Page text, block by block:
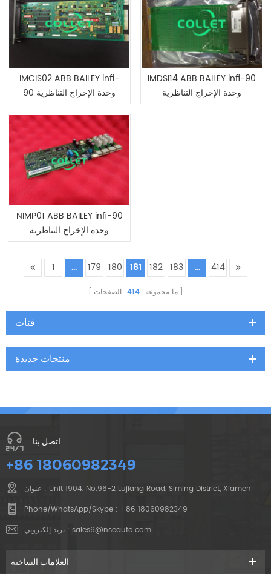
IMCIS02 ABB BAILEY infi-
90 وحدة الإخراج التناظرية
IMDSI14 ABB BAILEY infi-90
وحدة الإخراج التناظرية
NIMP01 ABB BAILEY infi-90
وحدة الإخراج التناظرية
1 ... 179 180 181 182 183 ... 414
ما مجموعه 414 الصفحات
فئات
منتجات جديدة
اتصل بنا
+86 18060982349
عنوان : Unit 1904, No.96-2 Lujiang Road, Siming District, Xiamen
Phone/WhatsApp/Skype : +86 18060982349
بريد إلكتروني : sales6@nseauto.com
العلامات الساخنة